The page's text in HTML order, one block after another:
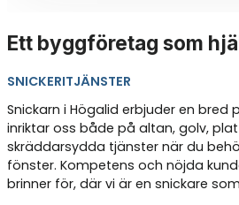
Ett byggföretag som
SNICKERITJÄNSTER
Snickarn i Högalid erbjuder en
inriktar oss både på altan, golv,
skräddarsydda tjänster när du
fönster. Kompetens och nöjda
brinner för, där vi är en snickare